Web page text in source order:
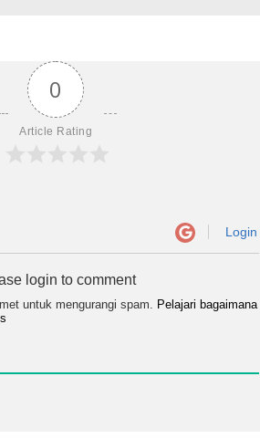
0
Article Rating
Login
login to comment
untuk mengurangi spam. Pelajari bagaimana